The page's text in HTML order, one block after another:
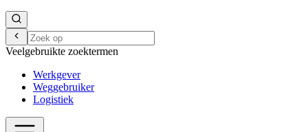
Veelgebruikte zoektermen
Werkgever
Weggebruiker
Logistiek